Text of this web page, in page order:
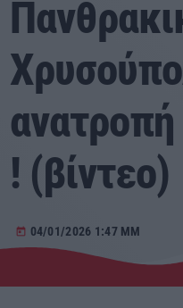
Αθλητικά
Αγροτικά
Τραγούδια της Θράκης
Προσεχείς
! (βίντεο)
today 04/01/2026 1:47 ΜΜ